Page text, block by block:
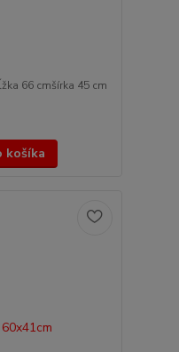
66 cmšírka 45 cm
košíka